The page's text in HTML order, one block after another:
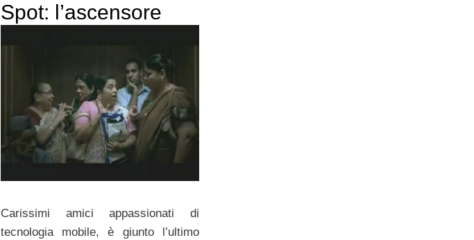
Spot: l’ascensore
Carissimi amici appassionati di
tecnologia mobile, è giunto l’ultimo